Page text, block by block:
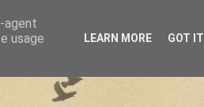
agent
usage
LEARN MORE GOT IT